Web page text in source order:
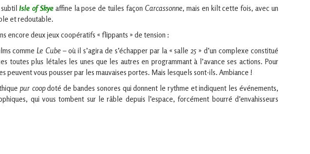
Isle of Skyeaffine la pose de tuiles façon Carcassonne, mais en kilt cette fois, avec un
et redoutable.
encore deux jeux coopératifs « flippants » de tension :
commeLe Cube – où il s’agira de s’échapper par la « salle 25 » d’un complexe constitué
toutes plus létales les unes que les autres en programmant à l’avance ses actions. Pour
peuvent vous pousser par les mauvaises portes. Mais lesquels sont-ils. Ambiance !
pur coopdoté de bandes sonores qui donnent le rythme et indiquent les événements,
qui vous tombent sur le râble depuis l’espace, forcément bourré d’envahisseurs